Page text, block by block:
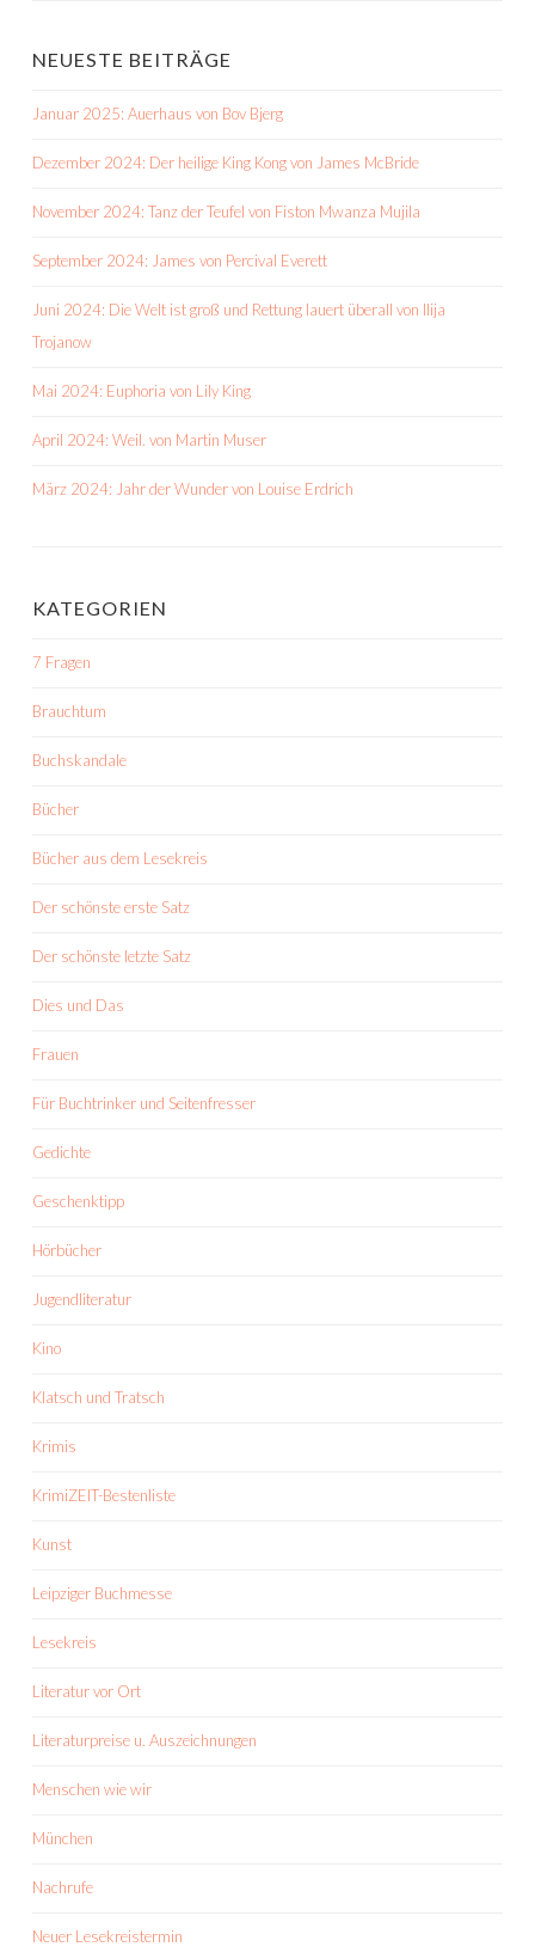
NEUESTE BEITRÄGE
Januar 2025: Auerhaus von Bov Bjerg
Dezember 2024: Der heilige King Kong von James McBride
November 2024: Tanz der Teufel von Fiston Mwanza Mujila
September 2024: James von Percival Everett
Juni 2024: Die Welt ist groß und Rettung lauert überall von Ilija
Trojanow
Mai 2024: Euphoria von Lily King
April 2024: Weil. von Martin Muser
März 2024: Jahr der Wunder von Louise Erdrich
KATEGORIEN
7 Fragen
Brauchtum
Buchskandale
Bücher
Bücher aus dem Lesekreis
Der schönste erste Satz
Der schönste letzte Satz
Dies und Das
Frauen
Für Buchtrinker und Seitenfresser
Gedichte
Geschenktipp
Hörbücher
Jugendliteratur
Kino
Klatsch und Tratsch
Krimis
KrimiZEIT-Bestenliste
Kunst
Leipziger Buchmesse
Lesekreis
Literatur vor Ort
Literaturpreise u. Auszeichnungen
Menschen wie wir
München
Nachrufe
Neuer Lesekreistermin